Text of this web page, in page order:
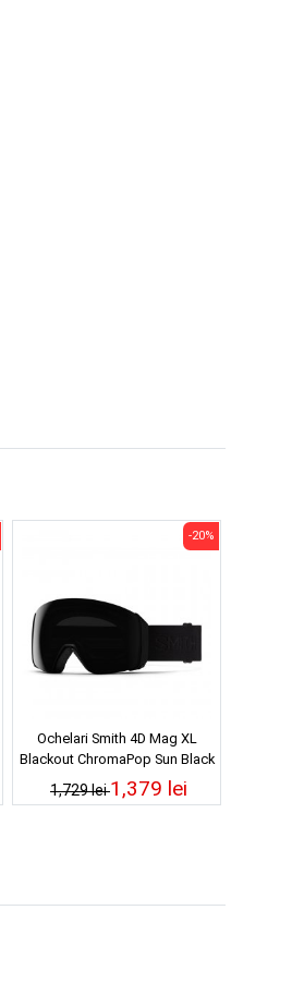
Ochelari Smith 4D Mag XL
Blackout ChromaPop Sun Black
24/25
1,729 lei
-20%
1,379 lei